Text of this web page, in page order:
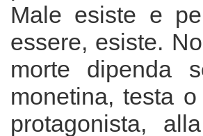
Male esiste e
essere, esiste.
morte dipenda
monetina, testa
protagonista,